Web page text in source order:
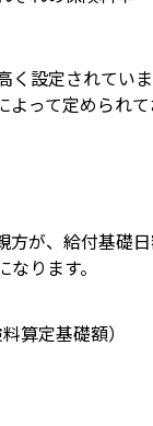
設定されてい
って定められ
が、給付基礎
ります。
算定基礎額）